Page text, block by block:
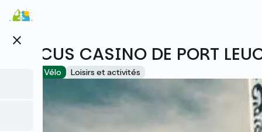
Aller
au
principal
close
CIRCUS CASINO DE PORT
Accueil Vélo Loisirs et activités